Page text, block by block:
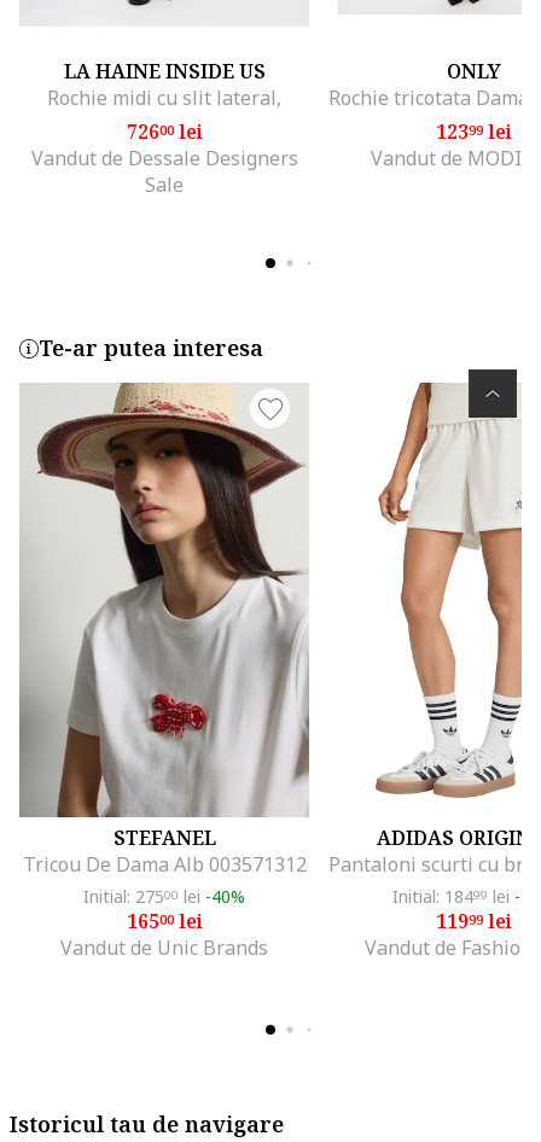
LA HAINE INSIDE US
Rochie midi cu slit lateral,
72600lei
Vandut de Dessale Designers
Sale
ONLY
12399lei
Vandut de
Te-ar putea interesa
STEFANEL
Tricou De Dama Alb 003571312
Initial: 27500 lei -40%
16500lei
Vandut de Unic Brands
ADIDAS
Initial: 18499 lei -
11999lei
Vandut de Fashion
Istoricul tau de navigare